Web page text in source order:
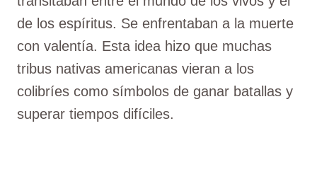
de los espíritus. Se enfrentaban a la muerte
con valentía. Esta idea hizo que muchas
tribus nativas americanas vieran a los
colibríes como símbolos de ganar batallas y
superar tiempos difíciles.